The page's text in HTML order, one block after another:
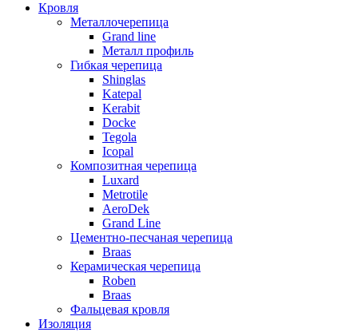
Кровля
Металлочерепица
Grand line
Металл профиль
Гибкая черепица
Shinglas
Katepal
Kerabit
Docke
Tegola
Icopal
Композитная черепица
Luxard
Metrotile
AeroDek
Grand Line
Цементно-песчаная черепица
Braas
Керамическая черепица
Roben
Braas
Фальцевая кровля
Изоляция